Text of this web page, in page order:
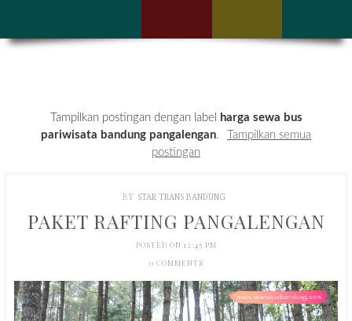
Tampilkan postingan dengan label
harga sewa bus
pariwisata bandung pangalengan.
Tampilkan semua
postingan
BY STAR TRANS BANDUNG
PAKET RAFTING PANGALENGAN
POSTED ON 12:45 PM
0 COMMENTS